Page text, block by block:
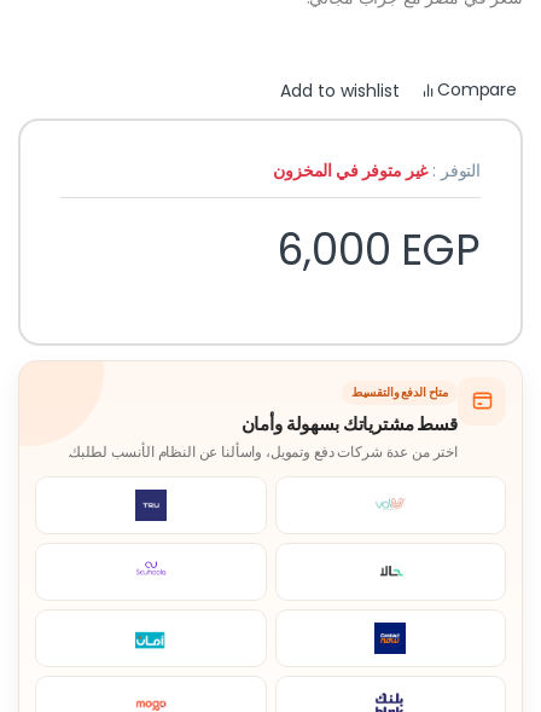
Compare
Add to wishlist
التوفر :غير متوفر في المخزون
6,000 EGP
متاح الدفع والتقسيط
قسط مشترياتك بسهولة وأمان
اختر من عدة شركات دفع وتمويل، واسألنا عن النظام الأنسب لطلبك.